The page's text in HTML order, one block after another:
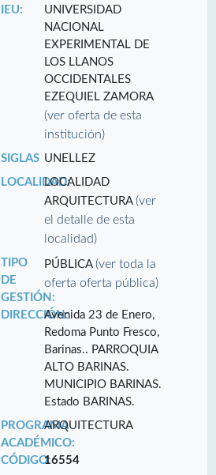
IEU:
UNIVERSIDAD
NACIONAL
EXPERIMENTAL DE
LOS LLANOS
OCCIDENTALES
EZEQUIEL ZAMORA
(ver oferta de esta
institución)
SIGLAS UNELLEZ
LOCALIDAD:LOCALIDAD
ARQUITECTURA(ver
el detalle de esta
localidad)
TIPO
DE
GESTIÓN:
PÚBLICA(ver toda la
oferta oferta pública)
DIRECCIÓN:Avenida 23 de Enero,
Redoma Punto Fresco,
Barinas.. PARROQUIA
ALTO BARINAS.
MUNICIPIO BARINAS.
Estado BARINAS.
PROGRAMA
ACADÉMICO:
ARQUITECTURA
CÓDIGO:16554